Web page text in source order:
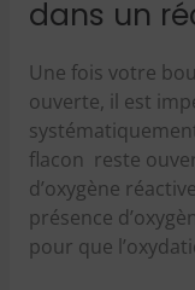
dans un
Une fois votre
ouverte, il est
flacon reste
d’oxygène
présence
pour que